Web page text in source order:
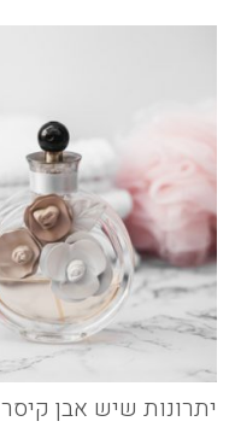
יתרונות שיש אבן קיסר